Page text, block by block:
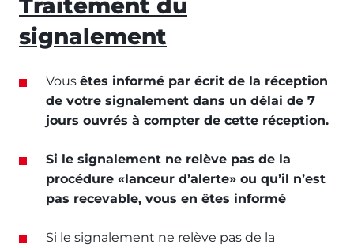
Traitement du
signalement
Vous êtes informé par écrit de la réception
de votre signalement dans un délai de 7
jours ouvrés à compter de cette réception.
Si le signalement ne relève pas de la
procédure «lanceur d’alerte» ou qu’il n’est
pas recevable, vous en êtes informé
Si le signalement ne relève pas de la